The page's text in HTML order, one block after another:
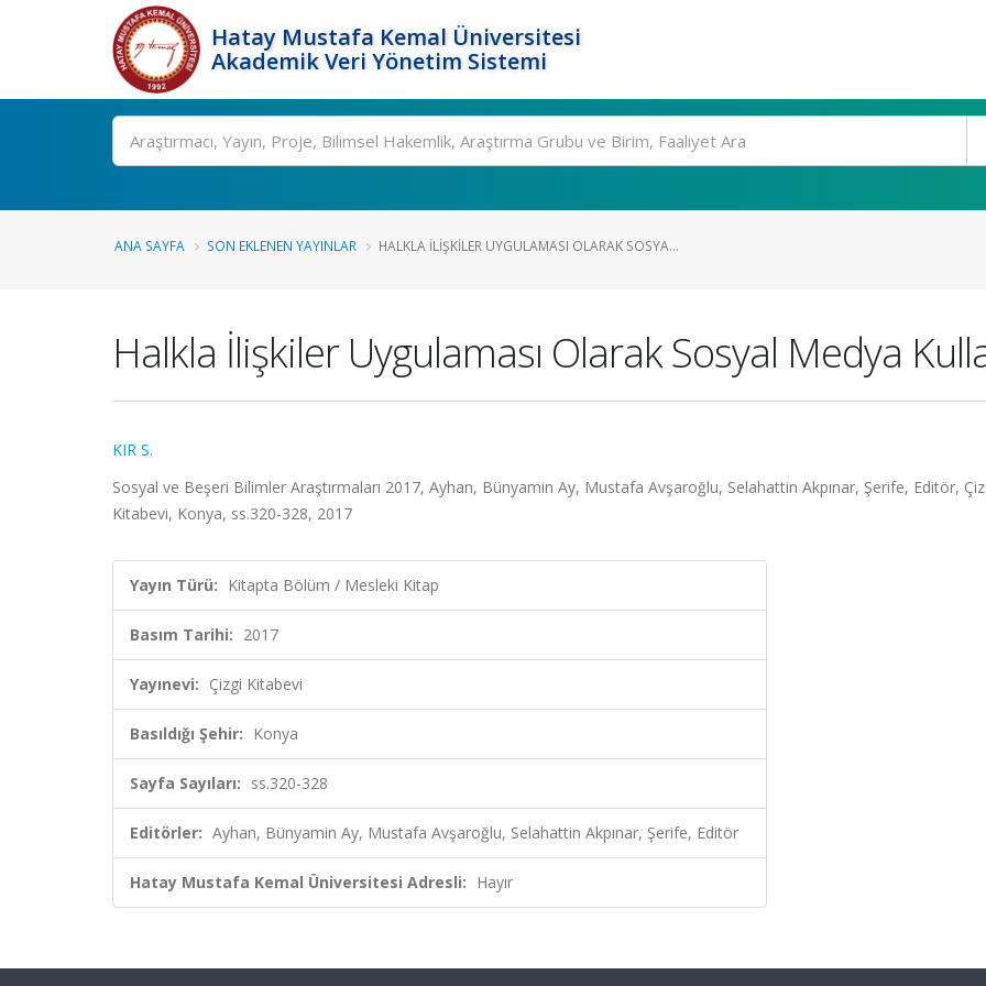
Hatay Mustafa Kemal Üniversitesi
Akademik Veri Yönetim Sistemi
Ara
ANA SAYFA SON EKLENEN YAYINLAR HALKLA İLIŞKILER UYGULAMASI OLARAK SOSYA...
Halkla İlişkiler Uygulaması Olarak Sosyal Medya
KIR S.
Sosyal ve Beşeri Bilimler Araştırmaları 2017, Ayhan, Bünyamin Ay, Mustafa Avşaroğlu, Selahattin Akpınar, Şerife, Editör,
Kitabevi, Konya, ss.320-328, 2017
Yayın Türü: Kitapta Bölüm / Mesleki Kitap
Basım Tarihi: 2017
Yayınevi: Çizgi Kitabevi
Basıldığı Şehir: Konya
Sayfa Sayıları: ss.320-328
Editörler: Ayhan, Bünyamin Ay, Mustafa Avşaroğlu, Selahattin Akpınar, Şerife, Editör
Hatay Mustafa Kemal Üniversitesi Adresli: Hayır